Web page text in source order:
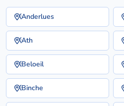
Anderlues
Ath
Beloeil
Binche